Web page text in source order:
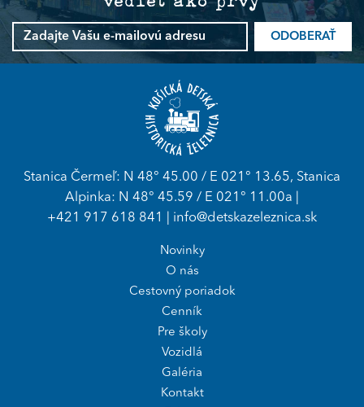
ODOBERAŤ
Stanica Čermeľ: N 48° 45.00 / E 021° 13.65, Stanica
Alpinka: N 48° 45.59 / E 021° 11.00a |
+421 917 618 841
info@detskazeleznica.sk
Novinky
O nás
Cestovný poriadok
Cenník
Pre školy
Vozidlá
Galéria
Kontakt